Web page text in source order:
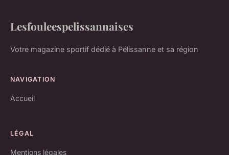
Lesfouleespelissannaises
Votre magazine sportif dédié à Pélissanne et sa région
NAVIGATION
Accueil
LÉGAL
Mentions légales